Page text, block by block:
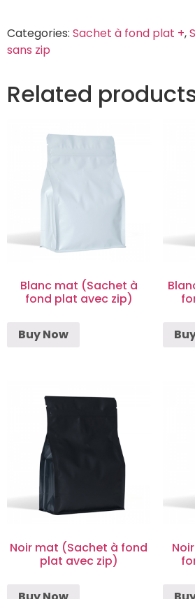
Categories: Sachet à fond plat +,
sans zip
Related
Blanc mat (Sachet à
fond plat avec zip)
Buy Now
Noir mat (Sachet à fond
plat avec zip)